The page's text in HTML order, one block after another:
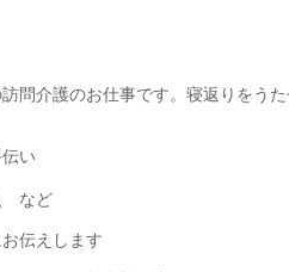
問介護のお仕事です。寝返りをう
い
など
伝えします